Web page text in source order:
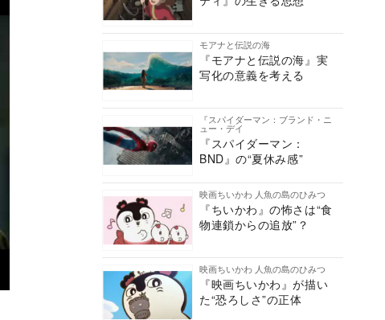
モアナと伝説の海
『モアナと伝説の海』実
写化の意義を考える
『スパイダーマン：ブランド・ニ
ュー・デイ
『スパイダーマン：
BND』の“夏休み感”
映画ちいかわ 人魚の島のひみつ
『ちいかわ』の怖さは“食
物連鎖からの追放”？
映画ちいかわ 人魚の島のひみつ
『映画ちいかわ』が描い
た“恐ろしさ”の正体